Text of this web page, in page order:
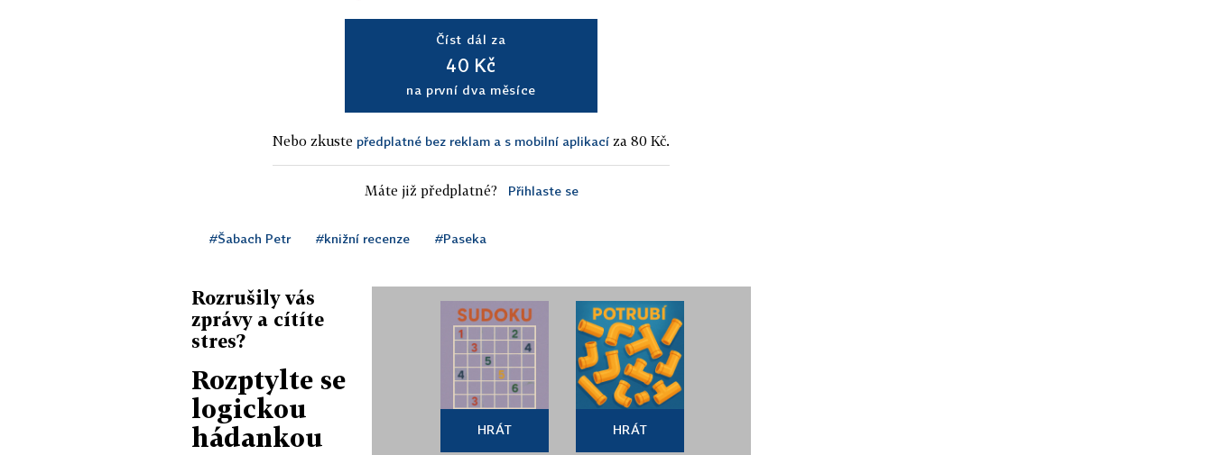
Číst dál za
40 Kč
na první dva měsíce
Nebo zkuste předplatné bez reklam a s mobilní aplikací za 80 Kč.
Máte již předplatné? Přihlaste se
#Šabach Petr #knižní recenze #Paseka
Rozrušily vás
zprávy a cítíte
stres?
Rozptylte se
logickou
hádankou
HRÁT HRÁT